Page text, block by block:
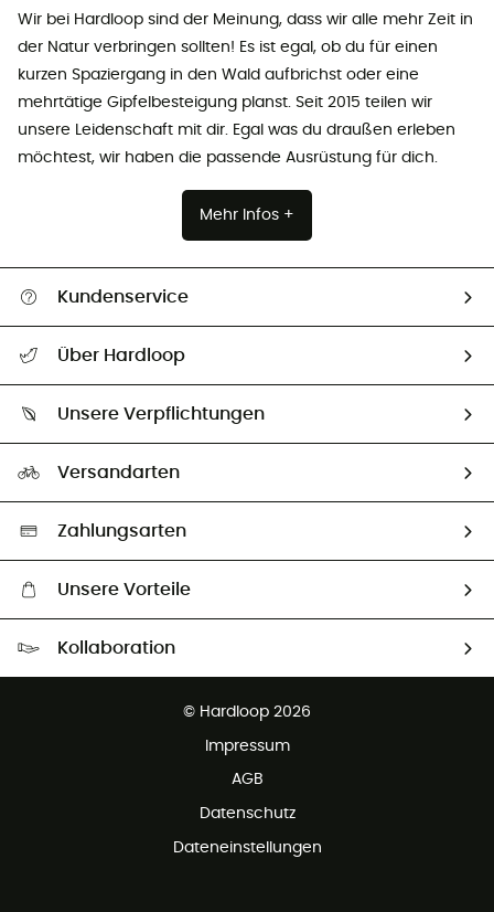
Wir bei Hardloop sind der Meinung, dass wir alle mehr Zeit in
der Natur verbringen sollten! Es ist egal, ob du für einen
kurzen Spaziergang in den Wald aufbrichst oder eine
mehrtätige Gipfelbesteigung planst. Seit 2015 teilen wir
unsere Leidenschaft mit dir. Egal was du draußen erleben
möchtest, wir haben die passende Ausrüstung für dich.
Mehr Infos +
Kundenservice
Größentabelle
Über Hardloop
Unsere Botschafter
Unsere Verpflichtungen
Auswahl an nachhaltigen Produkten
Versandarten
Zahlungsarten
Unsere Vorteile
Kollaboration
© Hardloop 2026
Impressum
AGB
Datenschutz
Dateneinstellungen